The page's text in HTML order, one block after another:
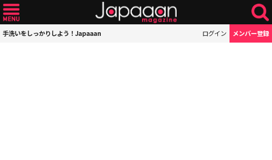
手洗いをしっかりしよう！Japaaan ログイン メンバー登録